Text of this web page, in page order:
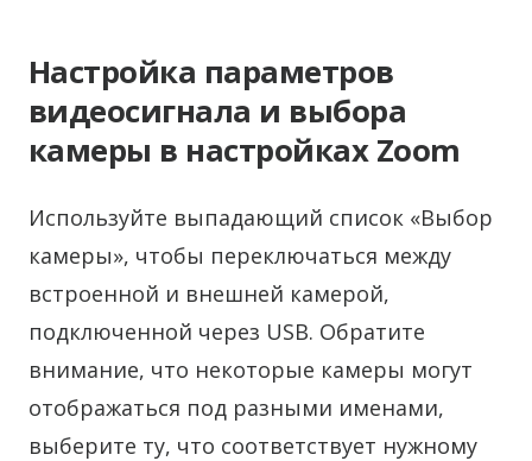
Настройка параметров
видеосигнала и выбора
камеры в настройках Zoom
Используйте выпадающий список «Выбор
камеры», чтобы переключаться между
встроенной и внешней камерой,
подключенной через USB. Обратите
внимание, что некоторые камеры могут
отображаться под разными именами,
выберите ту, что соответствует нужному